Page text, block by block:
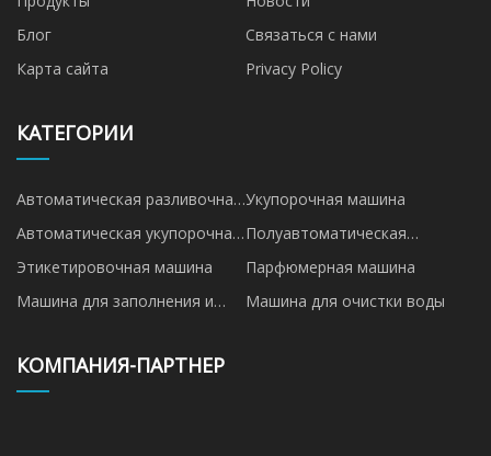
Блог
Связаться с нами
Карта сайта
Privacy Policy
КАТЕГОРИИ
Автоматическая разливочная
машина
Укупорочная машина
Автоматическая укупорочная
машина
Полуавтоматическая
укупорочная машина
Этикетировочная машина
Парфюмерная машина
Машина для заполнения и
Машина для очистки воды
КОМПАНИЯ-ПАРТНЕР